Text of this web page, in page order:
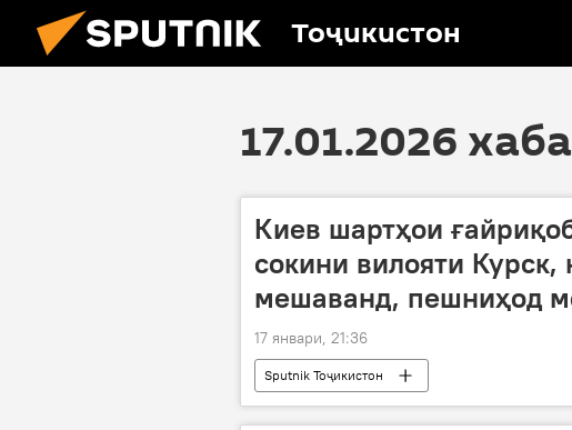
Тоҷикистон
17.01.2026
Киев шартҳои
сокини вилояти
мешаванд, пешниҳод
17 январи, 21:36
Sputnik Тоҷикистон